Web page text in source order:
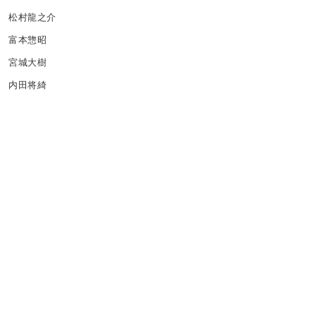
松村龍之介
富本惣昭
宮城大樹
内田将綺